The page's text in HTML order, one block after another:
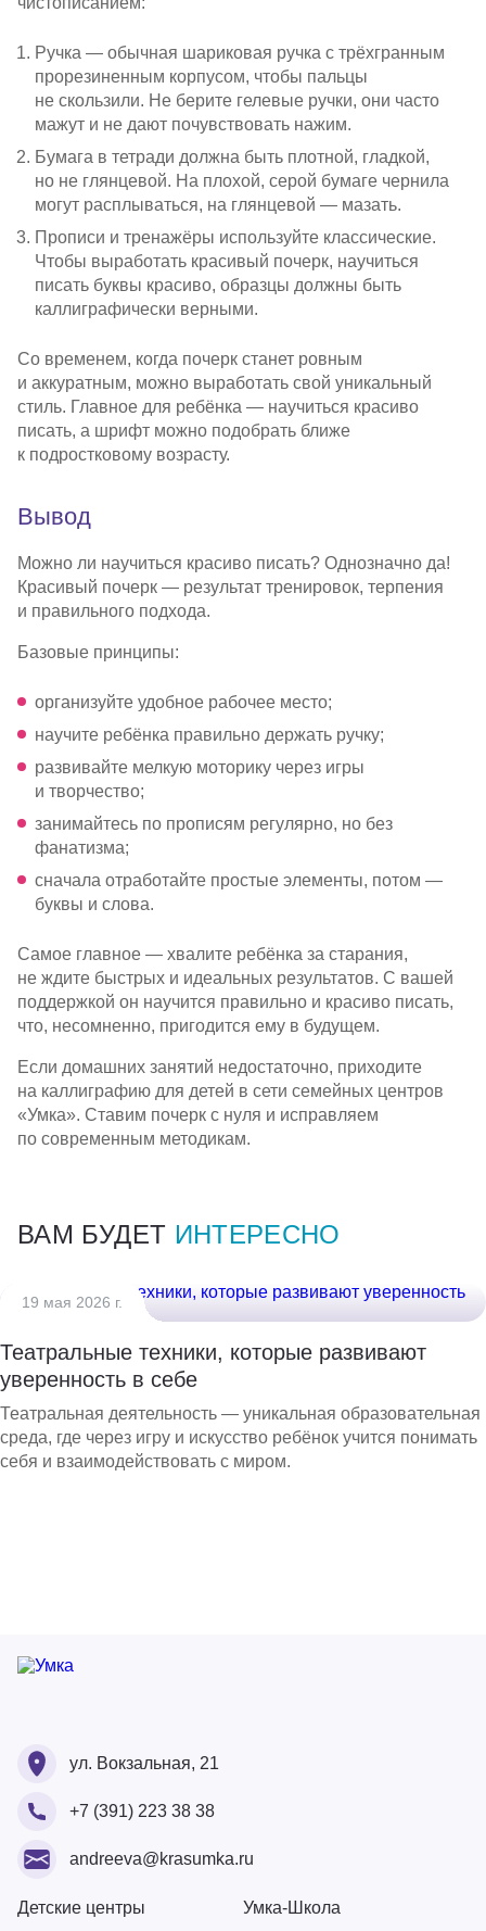
Ручка — обычная шариковая ручка с трёхгранным
прорезиненным корпусом, чтобы пальцы
не скользили. Не берите гелевые ручки, они часто
мажут и не дают почувствовать нажим.
Бумага в тетради должна быть плотной, гладкой,
но не глянцевой. На плохой, серой бумаге чернила
могут расплываться, на глянцевой — мазать.
Прописи и тренажёры используйте классические.
Чтобы выработать красивый почерк, научиться
писать буквы красиво, образцы должны быть
каллиграфически верными.
Со временем, когда почерк станет ровным
и аккуратным, можно выработать свой уникальный
стиль. Главное для ребёнка — научиться красиво
писать, а шрифт можно подобрать ближе
к подростковому возрасту.
Вывод
Можно ли научиться красиво писать? Однозначно да!
Красивый почерк — результат тренировок, терпения
и правильного подхода.
Базовые принципы:
организуйте удобное рабочее место;
научите ребёнка правильно держать ручку;
развивайте мелкую моторику через игры
и творчество;
занимайтесь по прописям регулярно, но без
фанатизма;
сначала отработайте простые элементы, потом —
буквы и слова.
Самое главное — хвалите ребёнка за старания,
не ждите быстрых и идеальных результатов. С вашей
поддержкой он научится правильно и красиво писать,
что, несомненно, пригодится ему в будущем.
Если домашних занятий недостаточно, приходите
на каллиграфию для детей в сети семейных центров
«Умка». Ставим почерк с нуля и исправляем
по современным методикам.
ВАМ БУДЕТ ИНТЕРЕСНО
19 мая 2026 г.
Театральные техники, которые развивают
уверенность в себе
Театральная деятельность — уникальная образовательная
среда, где через игру и искусство ребёнок учится понимать
себя и взаимодействовать с миром.
ул. Вокзальная, 21
+7 (391) 223 38 38
andreeva@krasumka.ru
Детские центры Умка-Школа
Ваш Email
Ваш номер
Ваше ФИО